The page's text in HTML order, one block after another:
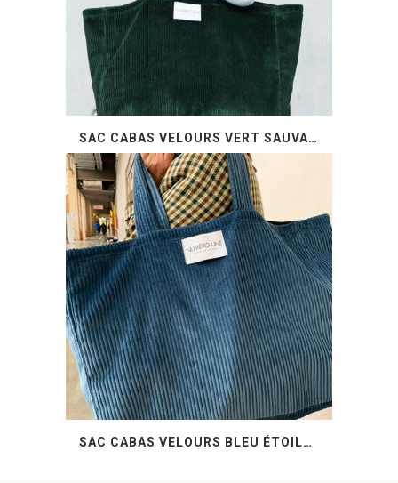
SAC CABAS VELOURS VERT SAUVAGE (EN RUPTURE DE STOCK)
SAC CABAS VELOURS BLEU ÉTOILÉ (EN RUPTURE DE STOCK)